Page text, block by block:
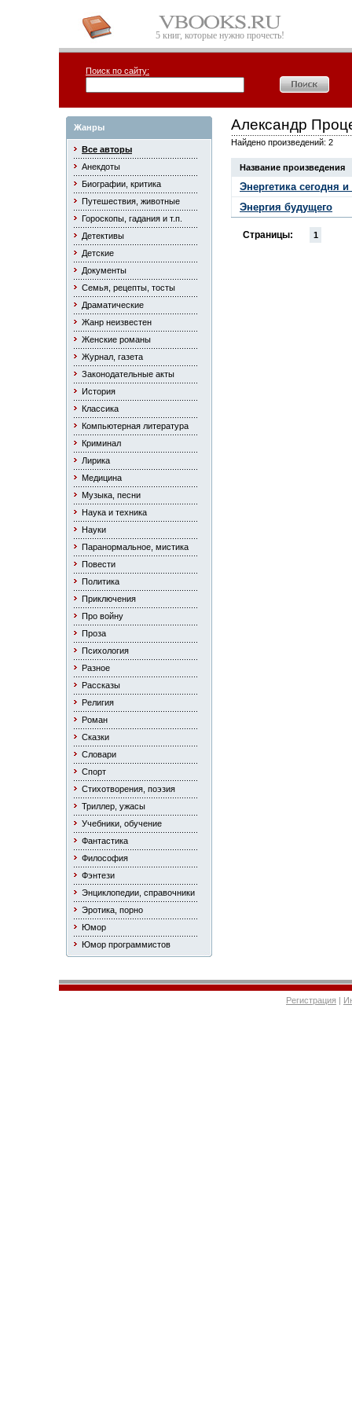
5 книг, которые нужно прочесть!
Поиск по сайту:
Жанры
Все авторы
Анекдоты
Биографии, критика
Путешествия, животные
Гороскопы, гадания и т.п.
Детективы
Детские
Документы
Семья, рецепты, тосты
Драматические
Жанр неизвестен
Женские романы
Журнал, газета
Законодательные акты
История
Классика
Компьютерная литература
Криминал
Лирика
Медицина
Музыка, песни
Наука и техника
Науки
Паранормальное, мистика
Повести
Политика
Приключения
Про войну
Проза
Психология
Разное
Рассказы
Религия
Роман
Сказки
Словари
Спорт
Стихотворения, поэзия
Триллер, ужасы
Учебники, обучение
Фантастика
Философия
Фэнтези
Энциклопедии, справочники
Эротика, порно
Юмор
Юмор программистов
Александр
Найдено произведений: 2
Название произведения
Энергетика сегодня и
Энергия будущего
Страницы: 1
Регистрация |